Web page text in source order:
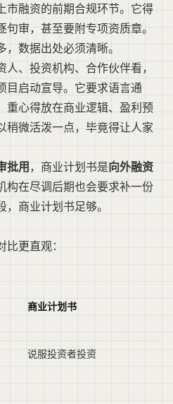
市融资的前期合规环节。它得
审，甚至要附专项资质章。
数据出处必须清晰。
人、投资机构、合作伙伴看，
目启动宣导。它要求语言通
重心得放在商业逻辑、盈利预
稍微活泼一点，毕竟得让人家
批用，商业计划书是向外融资
构在尽调后期也会要求补一份
商业计划书足够。
更直观：
商业计划书
说服投资者投资